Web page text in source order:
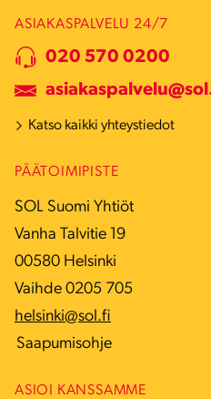
ASIAKASPALVELU 24/7
020 570 0200
Katso kaikki yhteystiedot
PÄÄTOIMIPISTE
SOL Suomi Yhtiöt
Vanha Talvitie 19
00580 Helsinki
Vaihde 0205 705
helsinki@sol.fi
Saapumisohje
ASIOI KANSSAMME